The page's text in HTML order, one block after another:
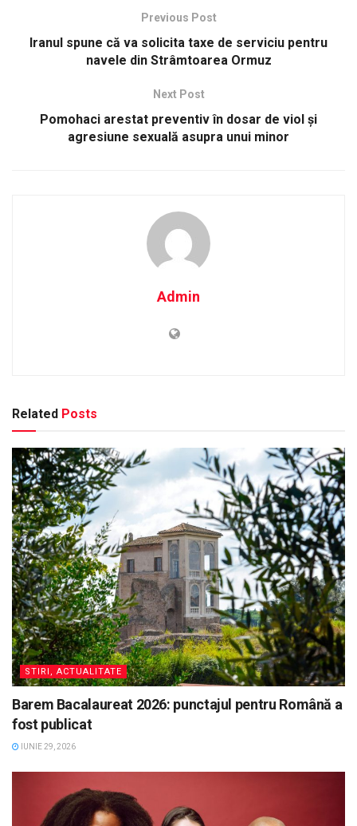
Previous Post
Iranul spune că va solicita taxe de serviciu pentru
navele din Strâmtoarea Ormuz
Next Post
Pomohaci arestat preventiv în dosar de viol și
agresiune sexuală asupra unui minor
Admin
Related Posts
STIRI, ACTUALITATE
Barem Bacalaureat 2026: punctajul pentru Română a
fost publicat
IUNIE 29, 2026